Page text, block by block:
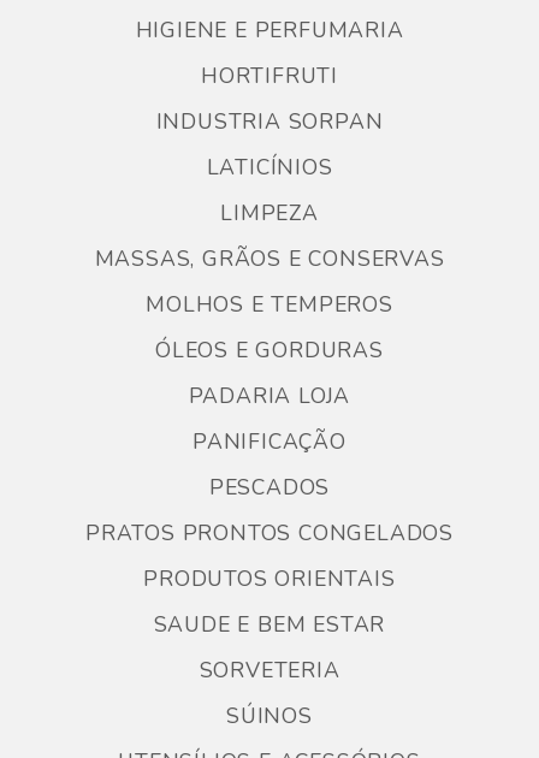
HIGIENE E PERFUMARIA
HORTIFRUTI
INDUSTRIA SORPAN
LATICÍNIOS
LIMPEZA
MASSAS, GRÃOS E CONSERVAS
MOLHOS E TEMPEROS
ÓLEOS E GORDURAS
PADARIA LOJA
PANIFICAÇÃO
PESCADOS
PRATOS PRONTOS CONGELADOS
PRODUTOS ORIENTAIS
SAUDE E BEM ESTAR
SORVETERIA
SÚINOS